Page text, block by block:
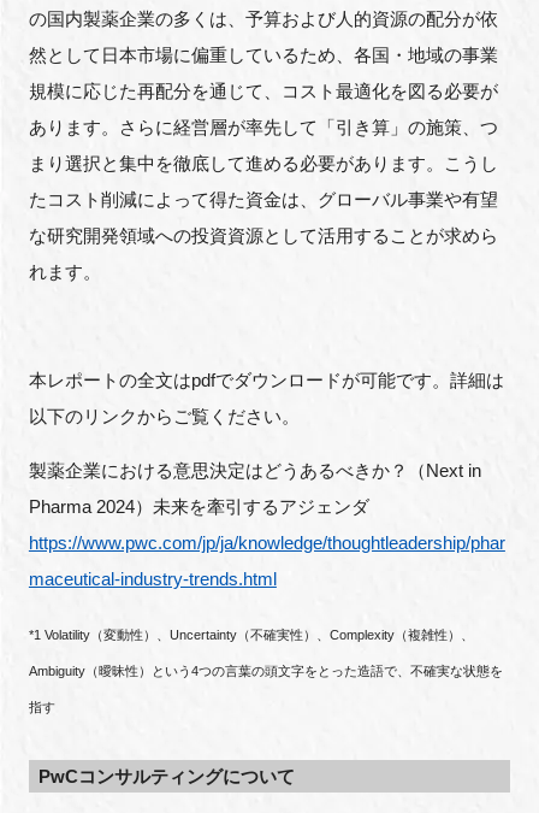
の国内製薬企業の多くは、予算および人的資源の配分が依
然として日本市場に偏重しているため、各国・地域の事業
規模に応じた再配分を通じて、コスト最適化を図る必要が
あります。さらに経営層が率先して「引き算」の施策、つ
まり選択と集中を徹底して進める必要があります。こうし
たコスト削減によって得た資金は、グローバル事業や有望
な研究開発領域への投資資源として活用することが求めら
れます。
本レポートの全文はpdfでダウンロードが可能です。詳細は
以下のリンクからご覧ください。
製薬企業における意思決定はどうあるべきか？（Next in
Pharma 2024）未来を牽引するアジェンダ
https://www.pwc.com/jp/ja/knowledge/thoughtleadership/phar
maceutical-industry-trends.html
*1 Volatility（変動性）、Uncertainty（不確実性）、Complexity（複雑性）、
Ambiguity（曖昧性）という4つの言葉の頭文字をとった造語で、不確実な状態を
指す
PwCコンサルティングについて